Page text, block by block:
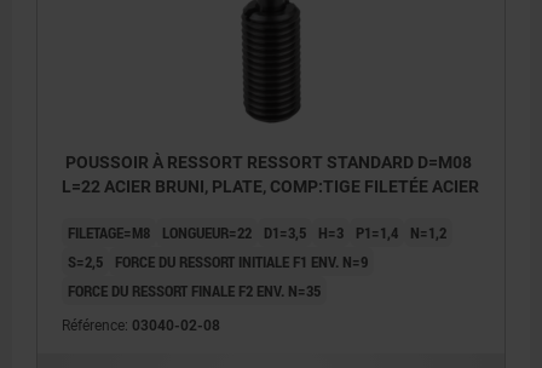
POUSSOIR À RESSORT RESSORT STANDARD D=M08
L=22 ACIER BRUNI, PLATE, COMP:TIGE FILETÉE ACIER
FILETAGE=M8 LONGUEUR=22 D1=3,5 H=3 P1=1,4
N=1,2
S=2,5
FORCE DU RESSORT INITIALE F1 ENV. N=9
FORCE DU RESSORT FINALE F2 ENV. N=35
Référence: 03040-02-08